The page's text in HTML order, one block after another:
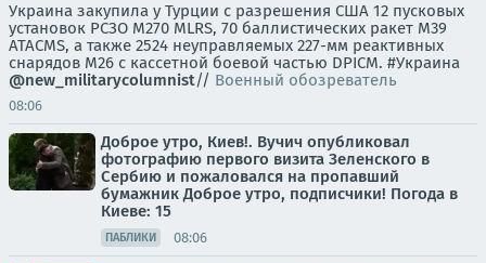
Украина закупила у Турции с разрешения США 12 пусковых
установок РСЗО M270 MLRS, 70 баллистических ракет M39
ATACMS, а также 2524 неуправляемых 227-мм реактивных
снарядов M26 с кассетной боевой частью DPICM. #Украина
@new_militarycolumnist// Военный обозреватель
08:06
Доброе утро, Киев!. Вучич опубликовал
фотографию первого визита Зеленского в
Сербию и пожаловался на пропавший
бумажник Доброе утро, подписчики! Погода в
Киеве: 15
ПАБЛИКИ 08:06